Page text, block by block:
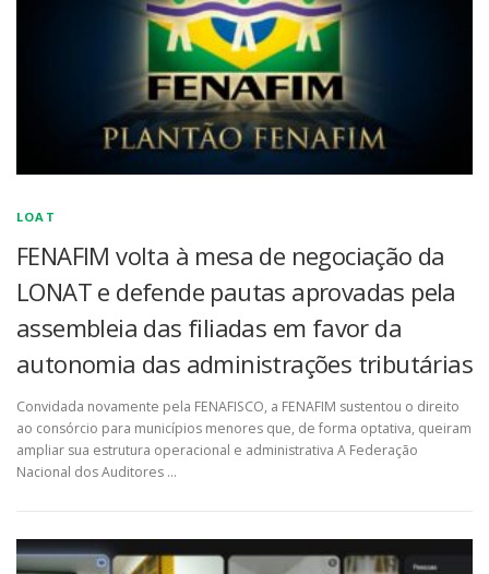
LOAT
FENAFIM volta à mesa de negociação da
LONAT e defende pautas aprovadas pela
assembleia das filiadas em favor da
autonomia das administrações tributárias
Convidada novamente pela FENAFISCO, a FENAFIM sustentou o direito
ao consórcio para municípios menores que, de forma optativa, queiram
ampliar sua estrutura operacional e administrativa A Federação
Nacional dos Auditores …